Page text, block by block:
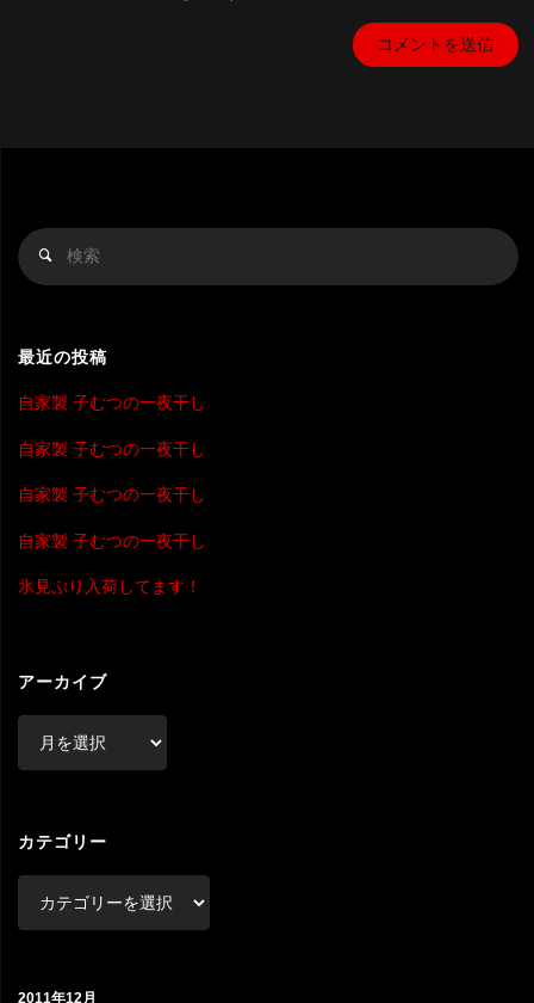
索
検
最近の投稿
自家製 子むつの一夜干し
自家製 子むつの一夜干し
自家製 子むつの一夜干し
自家製 子むつの一夜干し
氷見ぶり入荷してます！
アーカイブ
ブ
カテゴリー
2011年12月